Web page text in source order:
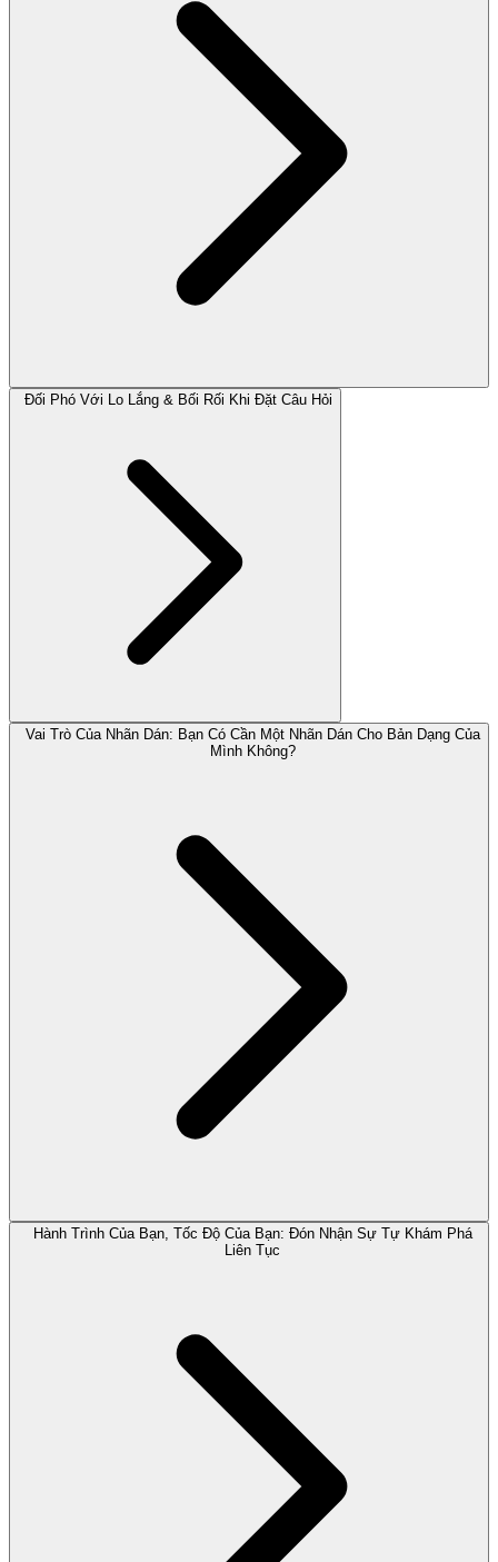
Đối Phó Với Lo Lắng & Bối Rối Khi Đặt Câu Hỏi
Vai Trò Của Nhãn Dán: Bạn Có Cần Một Nhãn Dán Cho Bản Dạng Của
Mình Không?
Hành Trình Của Bạn, Tốc Độ Của Bạn: Đón Nhận Sự Tự Khám Phá
Liên Tục